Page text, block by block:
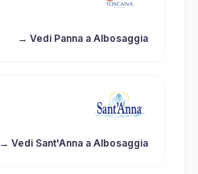
→ Vedi Panna a Albosaggia
→ Vedi Sant'Anna a Albosaggia